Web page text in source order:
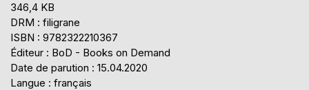
346,4 KB
DRM : filigrane
ISBN : 9782322210367
Éditeur : BoD - Books on Demand
Date de parution : 15.04.2020
Langue : français